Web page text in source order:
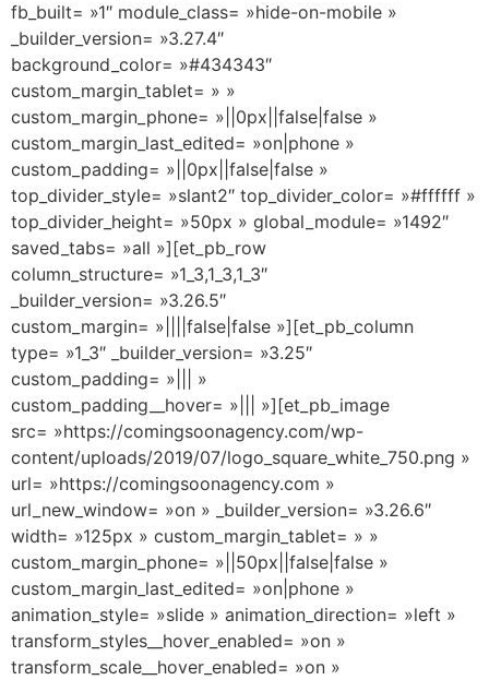
fb_built= »1″ module_class= »hide-on-mobile »
_builder_version= »3.27.4″
background_color= »#434343″
custom_margin_tablet= » »
custom_margin_phone= »||0px||false|false »
custom_margin_last_edited= »on|phone »
custom_padding= »||0px||false|false »
top_divider_style= »slant2″ top_divider_color= »#ffffff »
top_divider_height= »50px » global_module= »1492″
saved_tabs= »all »][et_pb_row
column_structure= »1_3,1_3,1_3″
_builder_version= »3.26.5″
custom_margin= »||||false|false »][et_pb_column
type= »1_3″ _builder_version= »3.25″
custom_padding= »||| »
custom_padding__hover= »||| »][et_pb_image
src= »https://comingsoonagency.com/wp-
content/uploads/2019/07/logo_square_white_750.png »
url= »https://comingsoonagency.com »
url_new_window= »on » _builder_version= »3.26.6″
width= »125px » custom_margin_tablet= » »
custom_margin_phone= »||50px||false|false »
custom_margin_last_edited= »on|phone »
animation_style= »slide » animation_direction= »left »
transform_styles__hover_enabled= »on »
transform_scale__hover_enabled= »on »